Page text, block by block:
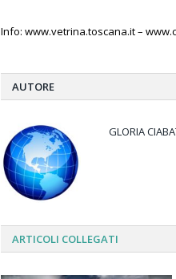
Info: www.vetrina.toscana.it–
AUTORE
GLORIA
ARTICOLI COLLEGATI